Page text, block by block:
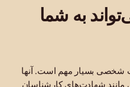
به شما
شخصی بسیار مهم است. آنها
مانند شهادت‌های کارشناسان